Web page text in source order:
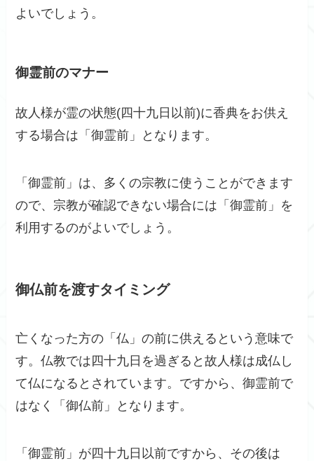
よいでしょう。
御霊前のマナー
故人様が霊の状態(四十九日以前)に香典をお供え
する場合は「御霊前」となります。
「御霊前」は、多くの宗教に使うことができます
ので、宗教が確認できない場合には「御霊前」を
利用するのがよいでしょう。
御仏前を渡すタイミング
亡くなった方の「仏」の前に供えるという意味で
す。仏教では四十九日を過ぎると故人様は成仏し
て仏になるとされています。ですから、御霊前で
はなく「御仏前」となります。
「御霊前」が四十九日以前ですから、その後は